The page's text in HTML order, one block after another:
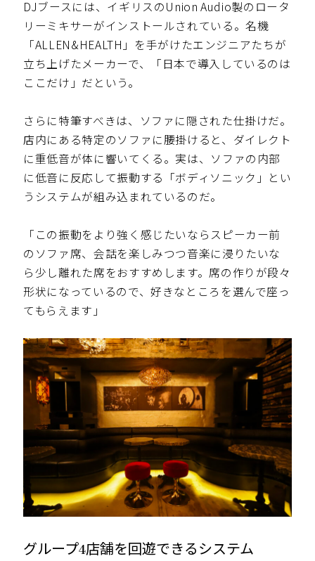
DJブースには、イギリスのUnion Audio製のロータ
リーミキサーがインストールされている。名機
「ALLEN&HEALTH」を手がけたエンジニアたちが
立ち上げたメーカーで、「日本で導入しているのは
ここだけ」だという。
さらに特筆すべきは、ソファに隠された仕掛けだ。
店内にある特定のソファに腰掛けると、ダイレクト
に重低音が体に響いてくる。実は、ソファの内部
に低音に反応して振動する「ボディソニック」とい
うシステムが組み込まれているのだ。
「この振動をより強く感じたいならスピーカー前
のソファ席、会話を楽しみつつ音楽に浸りたいな
ら少し離れた席をおすすめします。席の作りが段々
形状になっているので、好きなところを選んで座っ
てもらえます」
グループ4店舗を回遊できるシステム